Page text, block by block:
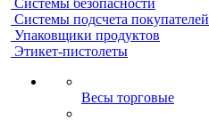
Системы безопасности
Системы подсчета покупателей
Упаковщики продуктов
Этикет-пистолеты
Весы торговые